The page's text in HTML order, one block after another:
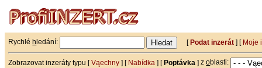
Rychlé h ledání: [Podat inzerát ] [ Moje
Zobrazovat inzeráty typu [Vąechny ] [ Nabídka ] [Poptávka ]zoblasti: